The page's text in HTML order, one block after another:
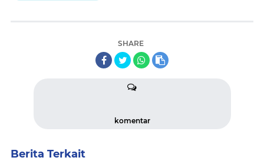
SHARE
komentar
Berita Terkait